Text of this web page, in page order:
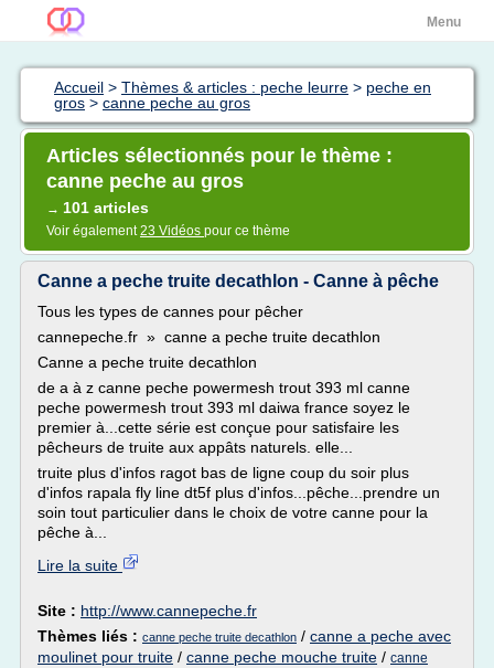
Menu
Accueil > Thèmes & articles : peche leurre > peche en
gros > canne peche au gros
Articles sélectionnés pour le thème :
canne peche au gros
→ 101 articles
Voir également23 Vidéos pour ce thème
Canne a peche truite decathlon - Canne à pêche
Tous les types de cannes pour pêcher
cannepeche.fr » canne a peche truite decathlon
Canne a peche truite decathlon
de a à z canne peche powermesh trout 393 ml canne
peche powermesh trout 393 ml daiwa france soyez le
premier à...cette série est conçue pour satisfaire les
pêcheurs de truite aux appâts naturels. elle...
truite plus d'infos ragot bas de ligne coup du soir plus
d'infos rapala fly line dt5f plus d'infos...pêche...prendre un
soin tout particulier dans le choix de votre canne pour la
pêche à...
Lire la suite
Site : http://www.cannepeche.fr
Thèmes liés : canne peche truite decathlon / canne a peche avec
moulinet pour truite / canne peche mouche truite / canne